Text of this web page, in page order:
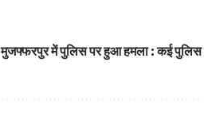
मुजफ्फरपुर में पुलिस पर हुआ हमला : कई पुलिस